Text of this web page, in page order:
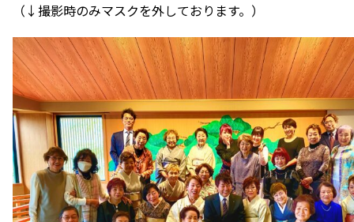
（↓撮影時のみマスクを外しております。）